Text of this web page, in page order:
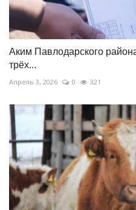
Аким Павлодарского
трёх...
Апрель 3, 2026 0 321